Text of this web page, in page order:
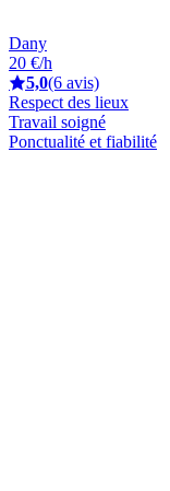
Dany
20 €/h
5,0(6 avis)
Respect des lieux
Travail soigné
Ponctualité et fiabilité